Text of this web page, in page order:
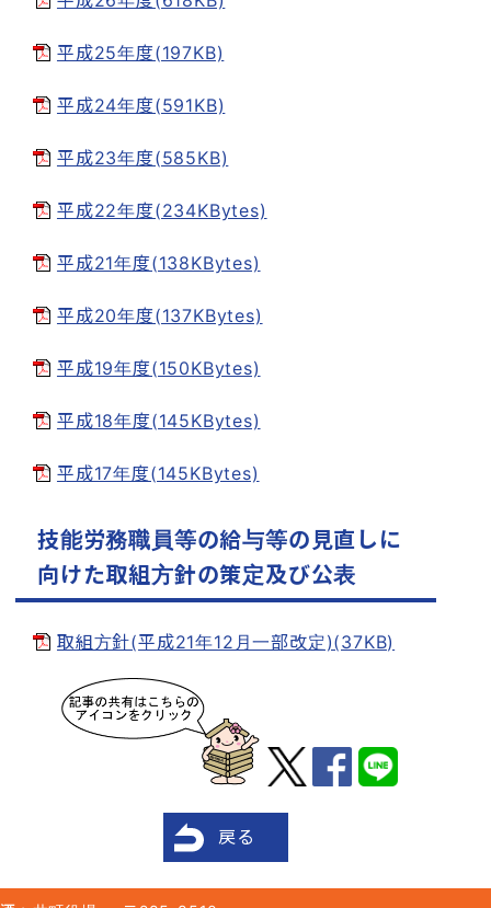
平成25年度(197KB)
平成24年度(591KB)
平成23年度(585KB)
平成22年度(234KBytes)
平成21年度(138KBytes)
平成20年度(137KBytes)
平成19年度(150KBytes)
平成18年度(145KBytes)
平成17年度(145KBytes)
技能労務職員等の給与等の見直しに
向けた取組方針の策定及び公表
取組方針(平成21年12月一部改定)(37KB)
戻る